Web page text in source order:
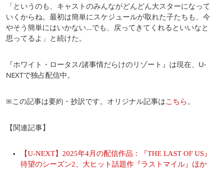
「というのも、キャストのみんながどんどん大スターになって
いくからね。最初は簡単にスケジュールが取れた子たちも、今
やそう簡単にはいかない…でも、戻ってきてくれるといいなと
思ってるよ」と続けた。
『ホワイト・ロータス/諸事情だらけのリゾート』は現在、U-
NEXTで独占配信中。
※この記事は要約・抄訳です。オリジナル記事はこちら 。
【関連記事】
【U-NEXT】2025年4月の配信作品：『THE LAST OF US』
待望のシーズン2、大ヒット話題作『ラストマイル』ほか